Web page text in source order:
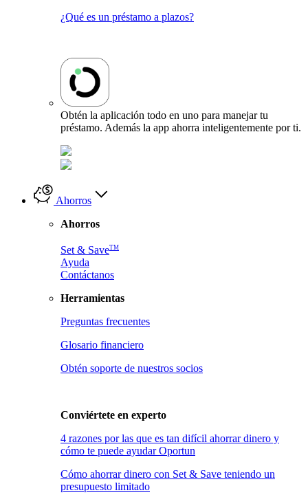
¿Qué es un préstamo a plazos?
Obtén la aplicación todo en uno para manejar tu
préstamo. Además la app ahorra inteligentemente por ti.
Ahorros
Ahorros
Set & SaveTM
Ayuda
Contáctanos
Herramientas
Preguntas frecuentes
Glosario financiero
Obtén soporte de nuestros socios
Conviértete en experto
4 razones por las que es tan difícil ahorrar dinero y
cómo te puede ayudar Oportun
Cómo ahorrar dinero con Set & Save teniendo un
presupuesto limitado